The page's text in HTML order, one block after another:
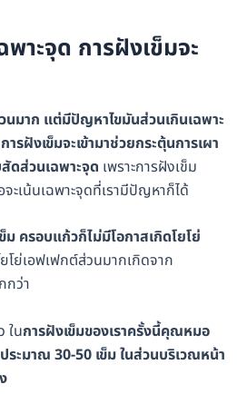
าะจุด การฝังเข็มจะ
นมาก แต่มีปัญหาไขมันส่วนเกินเฉพาะ
ฝังเข็มจะเข้ามาช่วยกระตุ้นการเผา
ดส่วนเฉพาะจุด เพราะการฝังเข็ม
ะเน้นเฉพาะจุดที่เรามีปัญหาก็ได้
ม ครอบแก้วก็ไม่มีโอกาสเกิดโยโย่
โย่เอฟเฟกต์ส่วนมากเกิดจาก
กว่า
ในการฝังเข็มของเราครั้งนี้คุณหมอ
ะมาณ 30-50 เข็ม ในส่วนบริเวณหน้า